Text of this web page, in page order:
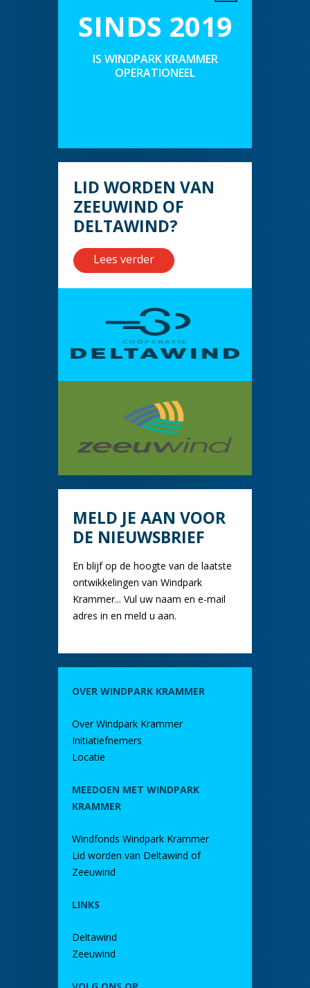
SINDS 2019
IS WINDPARK KRAMMER
OPERATIONEEL
LID WORDEN VAN
ZEEUWIND OF
DELTAWIND?
Lees verder
MELD JE AAN VOOR
DE NIEUWSBRIEF
En blijf op de hoogte van de laatste
ontwikkelingen van Windpark
Krammer... Vul uw naam en e-mail
adres in en meld u aan.
OVER WINDPARK KRAMMER
Over Windpark Krammer
Initiatiefnemers
Locatie
MEEDOEN MET WINDPARK
KRAMMER
Windfonds Windpark Krammer
Lid worden van Deltawind of
Zeeuwind
LINKS
Deltawind
Zeeuwind